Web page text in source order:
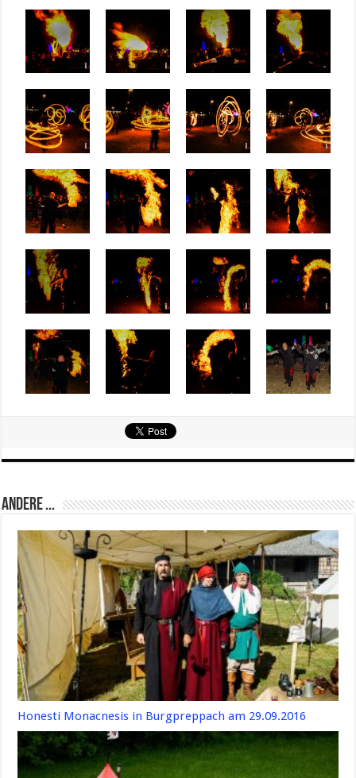
Andere ...
Honesti Monacnesis in Burgpreppach am 29.09.2016